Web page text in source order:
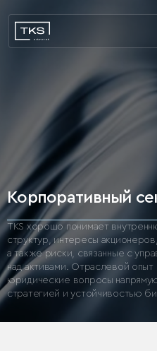
Корпоративный
TKS хорошо понимает
структур, интересы
а также риски, связанные с
над активами. Отраслевой
юридические вопросы
стратегией и устойчивостью